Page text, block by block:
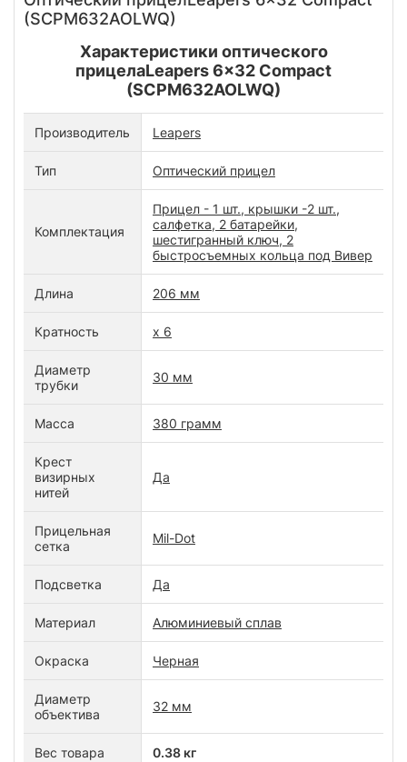
(SCPM632AOLWQ)
Характеристики оптического
прицелаLeapers 6x32 Compact
(SCPM632AOLWQ)
Производитель Leapers
Тип Оптический прицел
Комплектация
Прицел - 1 шт., крышки -2 шт.,
салфетка, 2 батарейки,
шестигранный ключ, 2
быстросъемных кольца под Вивер
Длина 206 мм
Кратность х 6
Диаметр
трубки
30 мм
Масса 380 грамм
Крест
визирных
нитей
Да
Прицельная
сетка
Mil-Dot
Подсветка Да
Материал Алюминиевый сплав
Окраска Черная
Диаметр
объектива
32 мм
Вес товара 0.38 кг